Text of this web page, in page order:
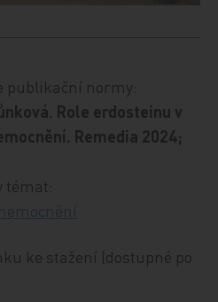
publikační normy:
Role erdosteinu v
Remedia 2024;
témat:
ke stažení (dostupné po